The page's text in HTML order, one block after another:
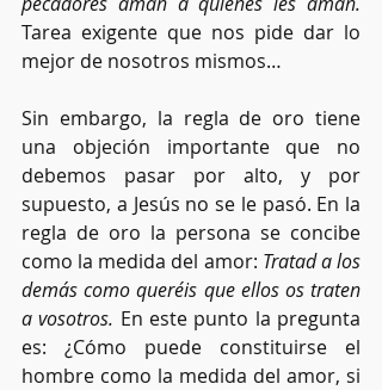
Tarea exigente que nos pide dar lo
mejor de nosotros mismos…
Sin embargo, la regla de oro tiene
una objeción importante que no
debemos pasar por alto, y por
supuesto, a Jesús no se le pasó. En la
regla de oro la persona se concibe
como la medida del amor: Tratad a los
demás como queréis que ellos os traten
a vosotros. En este punto la pregunta
es: ¿Cómo puede constituirse el
hombre como la medida del amor, si